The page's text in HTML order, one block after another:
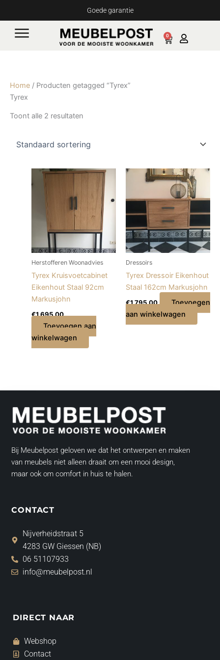
inhoud
Goede garantie
0
Cart
Home / Producten getagged “Tyrex”
Tyrex
Toont alle 2 resultaten
Herstofferen Woonadvies
Tyrex Kruisvoetcabinet
Eikenhout Staal 92cm
Markusjohn
€1.695,00
Toevoegen aan
winkelwagen
Dressoirs
Tyrex Dressoir Eikenhout
Staal 162cm Markusjohn
€1.795,00
Toevoegen
aan winkelwagen
Bij Meubelpost geloven we dat het ontwerpen en maken
van meubels niet alleen draait om een mooi design,
maar ook om comfort in huis te halen.
CONTACT
Nijverheidstraat 5
4283 GW Giessen (NB)
06 51107933
info@meubelpost.nl
DIRECT NAAR
Webshop
Contact